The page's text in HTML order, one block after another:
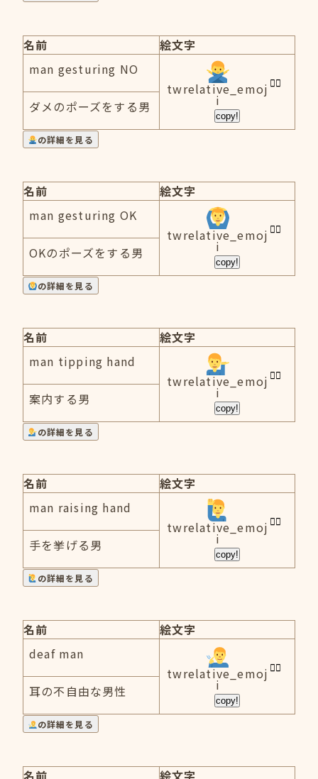
名前
絵文字
man gesturing NO
twrelative_emoj
i
copy!
ダメのポーズをする男
の詳細を見る
名前
絵文字
man gesturing OK
twrelative_emoj
i
copy!
OKのポーズをする男
の詳細を見る
名前
絵文字
man tipping hand
twrelative_emoj
i
copy!
案内する男
の詳細を見る
名前
絵文字
man raising hand
twrelative_emoj
i
copy!
手を挙げる男
の詳細を見る
名前
絵文字
deaf man
twrelative_emoj
i
copy!
耳の不自由な男性
の詳細を見る
名前 絵文字